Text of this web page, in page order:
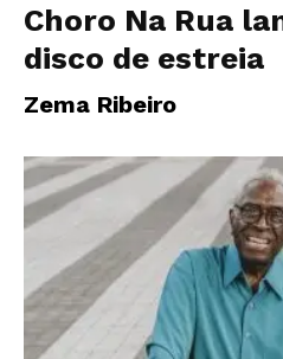
Choro Na Rua
disco de estreia
Zema Ribeiro